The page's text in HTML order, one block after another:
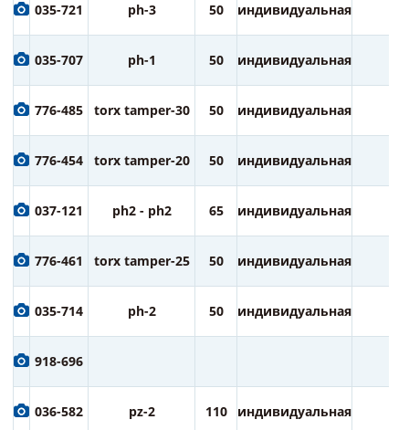
035-721 ph-3 50 индивидуальная
035-707 ph-1 50 индивидуальная
776-485 torx tamper-30 50 индивидуальная
776-454 torx tamper-20 50 индивидуальная
037-121 ph2 - ph2 65 индивидуальная
776-461 torx tamper-25 50 индивидуальная
035-714 ph-2 50 индивидуальная
918-696
036-582 pz-2 110 индивидуальная